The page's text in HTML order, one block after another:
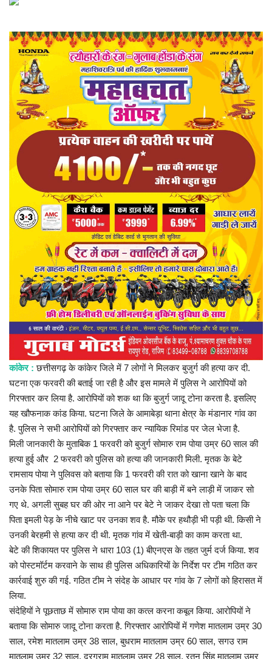
राज्य
व्यापार
संपादकीय
रोजगार
राजनीति
मैगज़ीन की लेख
प्रमुख खबर
हेल्थ
Language
English hindi
कांकेर : छत्तीसगढ़ के कांकेर जिले में 7 लोगों ने मिलकर बुजुर्ग की हत्या कर दी.
घटना एक फरवरी की बताई जा रही है और इस मामले में पुलिस ने आरोपियों को
गिरफ्तार कर लिया है. आरोपियों को शक था कि बुजुर्ग जादू टोना करता है. इसलिए
यह खौफनाक कांड किया. घटना जिले के आमाबेड़ा थाना क्षेत्र के मंडानार गांव का
है. पुलिस ने सभी आरोपियों को गिरफ्तार कर न्यायिक रिमांड पर जेल भेजा है.
मिली जानकारी के मुताबिक 1 फरवरी को बुजुर्ग सोमारु राम पोया उम्र 60 साल की
हत्या हुई और 2 फरवरी को पुलिस को हत्या की जानकारी मिली. मृतक के बेटे
रामसाय पोया ने पुलिवस को बताया कि 1 फरवरी की रात को खाना खाने के बाद
उनके पिता सोमारु राम पोया उम्र 60 साल घर की बाड़ी में बने लाड़ी में जाकर सो
गए थे. अगली सुबह घर की ओर ना आने पर बेटे ने जाकर देखा तो पता चला कि
पिता इमली पेड़ के नीचे खाट पर उनका शव है. मौके पर हथौड़ी भी पड़ी थी. किसी ने
उनकी बेरहमी से हत्या कर दी थी. मृतक गांव में खेती-बाड़ी का काम करता था.
बेटे की शिकायत पर पुलिस ने धारा 103 (1) बीएनएस के तहत जुर्म दर्ज किया. शव
को पोस्टमॉर्टम करवाने के साथ ही पुलिस अधिकारियों के निर्देश पर टीम गठित कर
कार्रवाई शुरु की गई. गठित टीम ने संदेह के आधार पर गांव के 7 लोगों को हिरासत में
लिया.
संदेहियों ने पूछताछ में सोमारु राम पोया का कत्ल करना कबूल किया. आरोपियों ने
बताया कि सोमारु जादू टोना करता है. गिरफ्तार आरोपियों में गणेश मातलाम उम्र 30
साल, रमेश मातलाम उम्र 38 साल, बुधराम मातलाम उम्र 60 साल, सगउ राम
मातलाम उम्र 32 साल, दुरगूराम मातलाम उम्र 28 साल, रतन सिंह मातलाम उम्र